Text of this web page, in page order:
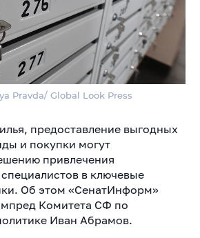
Pravda/ Global Look Press
предоставление выгодных
и покупки могут
привлечения
в ключевые
Об этом «СенатИнформ»
Комитета СФ по
Иван Абрамов.